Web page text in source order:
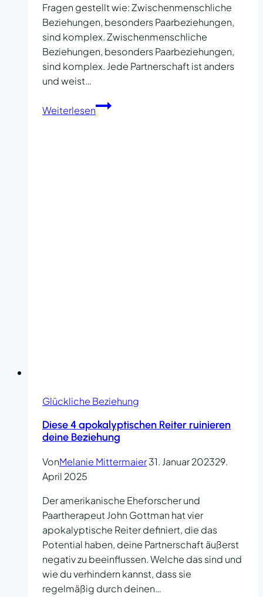
Fragen gestellt wie: Zwischenmenschliche
Beziehungen, besonders Paarbeziehungen,
sind komplex. Zwischenmenschliche
Beziehungen, besonders Paarbeziehungen,
sind komplex. Jede Partnerschaft ist anders
und weist…
Weiterlesen6
Anzeichen
Glückliche Beziehung
Diese 4 apokalyptischen Reiter ruinieren
deine Beziehung
VonMelanie Mittermaier31. Januar 202329.
April 2025
Der amerikanische Eheforscher und
Paartherapeut John Gottman hat vier
apokalyptische Reiter definiert, die das
Potential haben, deine Partnerschaft äußerst
negativ zu beeinflussen. Welche das sind und
wie du verhindern kannst, dass sie
regelmäßig durch deinen…